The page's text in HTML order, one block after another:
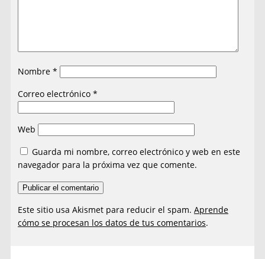
Nombre*
Correo electrónico*
Web
Guarda mi nombre, correo electrónico y web en este
navegador para la próxima vez que comente.
Este sitio usa Akismet para reducir el spam.Aprende
cómo se procesan los datos de tus comentarios.